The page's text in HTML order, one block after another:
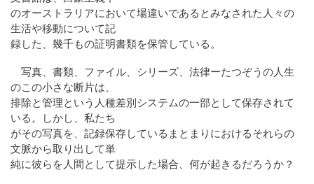
のオーストラリアにおいて場違いであるとみなされた人々の
生活や移動について記
録した、幾千もの証明書類を保管している。
写真、書類、ファイル、シリーズ、法律ーたつぞうの人生
のこの小さな断片は、
排除と管理という人種差別システムの一部として保存されて
いる。しかし、私たち
がその写真を、記録保存しているまとまりにおけるそれらの
文脈から取り出して単
純に彼らを人間として提示した場合、何が起きるだろうか？